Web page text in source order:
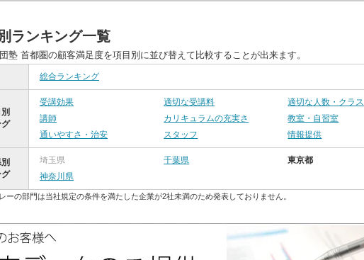
ランキング一覧
塾 首都圏の顧客満足度を項目別に並び替えて比較することが出来ます。
総合ランキング
グ
受講効果 適切な受講料
適切な人数・クラス
講師
カリキュラムの充実さ
教室・自習室
通いやすさ・治安
スタッフ 情報提供
グ
埼玉県 千葉県
東京都
神奈川県
ーの部門は当社規定の条件を満たした企業が2社未満のため発表しておりません。